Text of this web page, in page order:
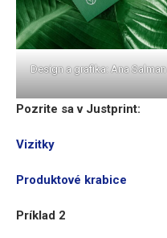
Design a grafika: Ana Salman
Pozrite sa v Justprint:
Vizitky
Produktové krabice
Príklad 2